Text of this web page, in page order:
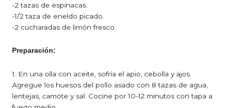
-2 tazas de espinacas.
-1/2 taza de eneldo picado.
-2 cucharadas de limón fresco.
Preparación:
1. En una olla con aceite, sofría el apio, cebolla y ajos.
Agregue los huesos del pollo asado con 8 tazas de agua,
lentejas, camote y sal. Cocine por 10-12 minutos con tapa a